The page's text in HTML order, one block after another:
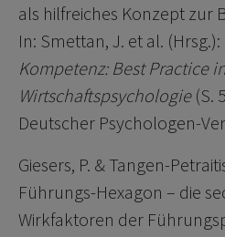
als hilfreiches Konzept zur
In: Smettan, J. et al. (Hrsg.):
Kompetenz: Best Practice
Wirtschaftspsychologie(S.
Deutscher Psychologen-
Giesers, P. & Tangen-
Führungs-Hexagon – die
Wirkfaktoren der